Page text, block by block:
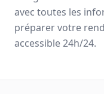
avec toutes les
préparer votre
accessible 24h/24.